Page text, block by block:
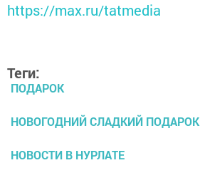
https://max.ru/tatmedia
Теги:
ПОДАРОК
НОВОГОДНИЙ СЛАДКИЙ ПОДАРОК
НОВОСТИ В НУРЛАТЕ